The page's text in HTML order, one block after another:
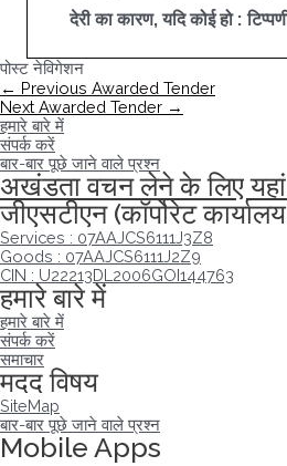
देरी का कारण, यदि कोई हो :
पोस्ट नेविगेशन
← Previous Awarded Tender
Next Awarded Tender →
हमारे बारे में
संपर्क करें
बार-बार पूछे जाने वाले प्रश्न
अखंडता वचन लेने के लिए
जीएसटीएन (कॉर्पोरेट
Services : 07AAJCS6111J3Z8
Goods : 07AAJCS6111J2Z9
CIN : U22213DL2006GOI144763
हमारे बारे में
हमारे बारे में
संपर्क करें
समाचार
मदद विषय
SiteMap
बार-बार पूछे जाने वाले प्रश्न
Mobile Apps